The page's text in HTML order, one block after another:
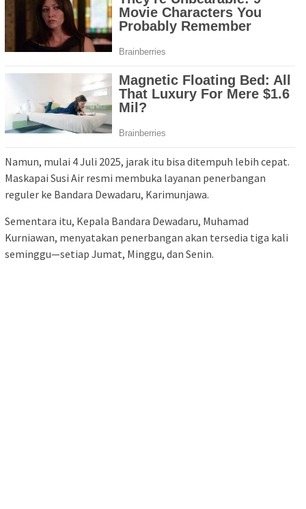
Namun, mulai 4 Juli 2025, jarak itu bisa ditempuh lebih cepat.
Maskapai Susi Air resmi membuka layanan penerbangan
reguler ke Bandara Dewadaru, Karimunjawa.
Sementara itu, Kepala Bandara Dewadaru, Muhamad
Kurniawan, menyatakan penerbangan akan tersedia tiga kali
seminggu—setiap Jumat, Minggu, dan Senin.